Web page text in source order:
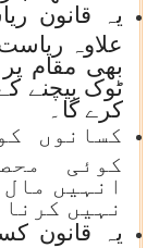
یہ قانون
علاوہ
بھی مقام پر
ٹوک بیچنے
کرے گا۔
کسانوں
کوئی
انہیں
نہیں کرنا
یہ قانون